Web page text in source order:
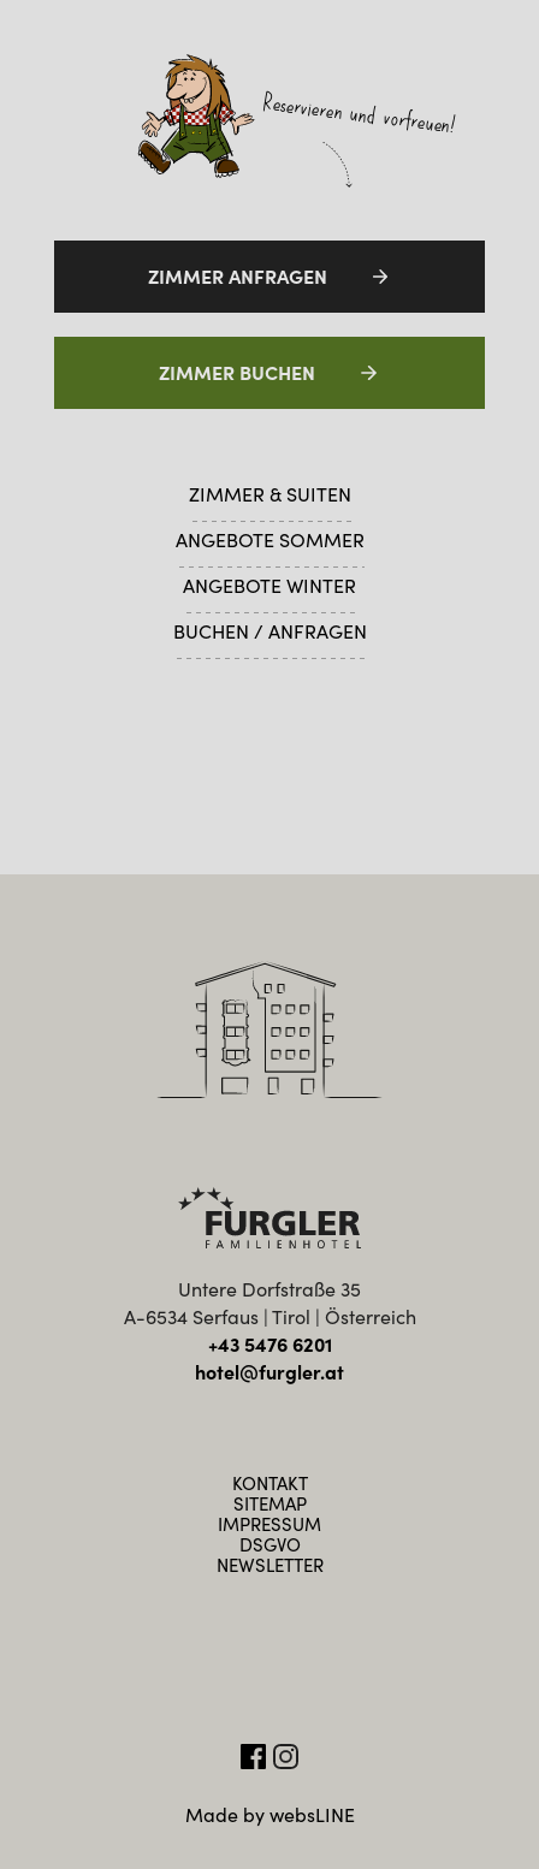
Reservieren und vorfreuen!
ZIMMER ANFRAGEN
ZIMMER BUCHEN
ZIMMER & SUITEN
ANGEBOTE SOMMER
ANGEBOTE WINTER
BUCHEN / ANFRAGEN
KONTAKT
SITEMAP
IMPRESSUM
DSGVO
NEWSLETTER
Made by websLINE
Untere Dorfstraße 35
A-6534 Serfaus | Tirol | Österreich
+43 5476 6201
hotel@furgler.at